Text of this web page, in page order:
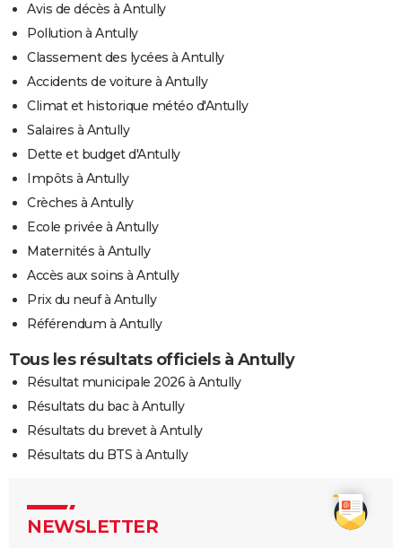
Avis de décès à Antully
Pollution à Antully
Classement des lycées à Antully
Accidents de voiture à Antully
Climat et historique météo d'Antully
Salaires à Antully
Dette et budget d'Antully
Impôts à Antully
Crèches à Antully
Ecole privée à Antully
Maternités à Antully
Accès aux soins à Antully
Prix du neuf à Antully
Référendum à Antully
Tous les résultats officiels à Antully
Résultat municipale 2026 à Antully
Résultats du bac à Antully
Résultats du brevet à Antully
Résultats du BTS à Antully
NEWSLETTER